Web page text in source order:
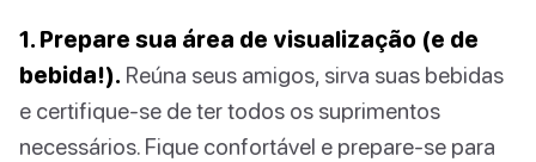
1. Prepare sua área de visualização (e de
bebida!). Reúna seus amigos, sirva suas bebidas
e certifique-se de ter todos os suprimentos
necessários. Fique confortável e prepare-se para